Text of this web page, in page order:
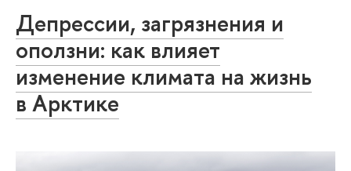
Депрессии, загрязнения и
оползни: как влияет
изменение климата на жизнь
в Арктике